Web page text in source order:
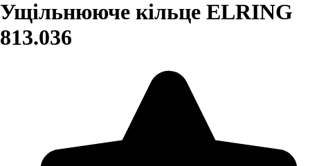
Ущільнююче кільце ELRING
813.036